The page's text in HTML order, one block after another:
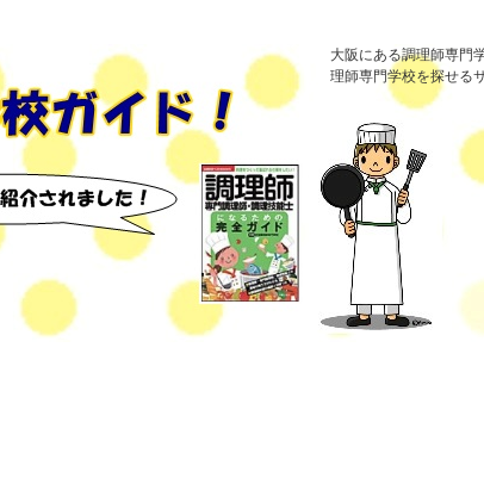
大阪にある調理師専門
理師専門学校を探せる